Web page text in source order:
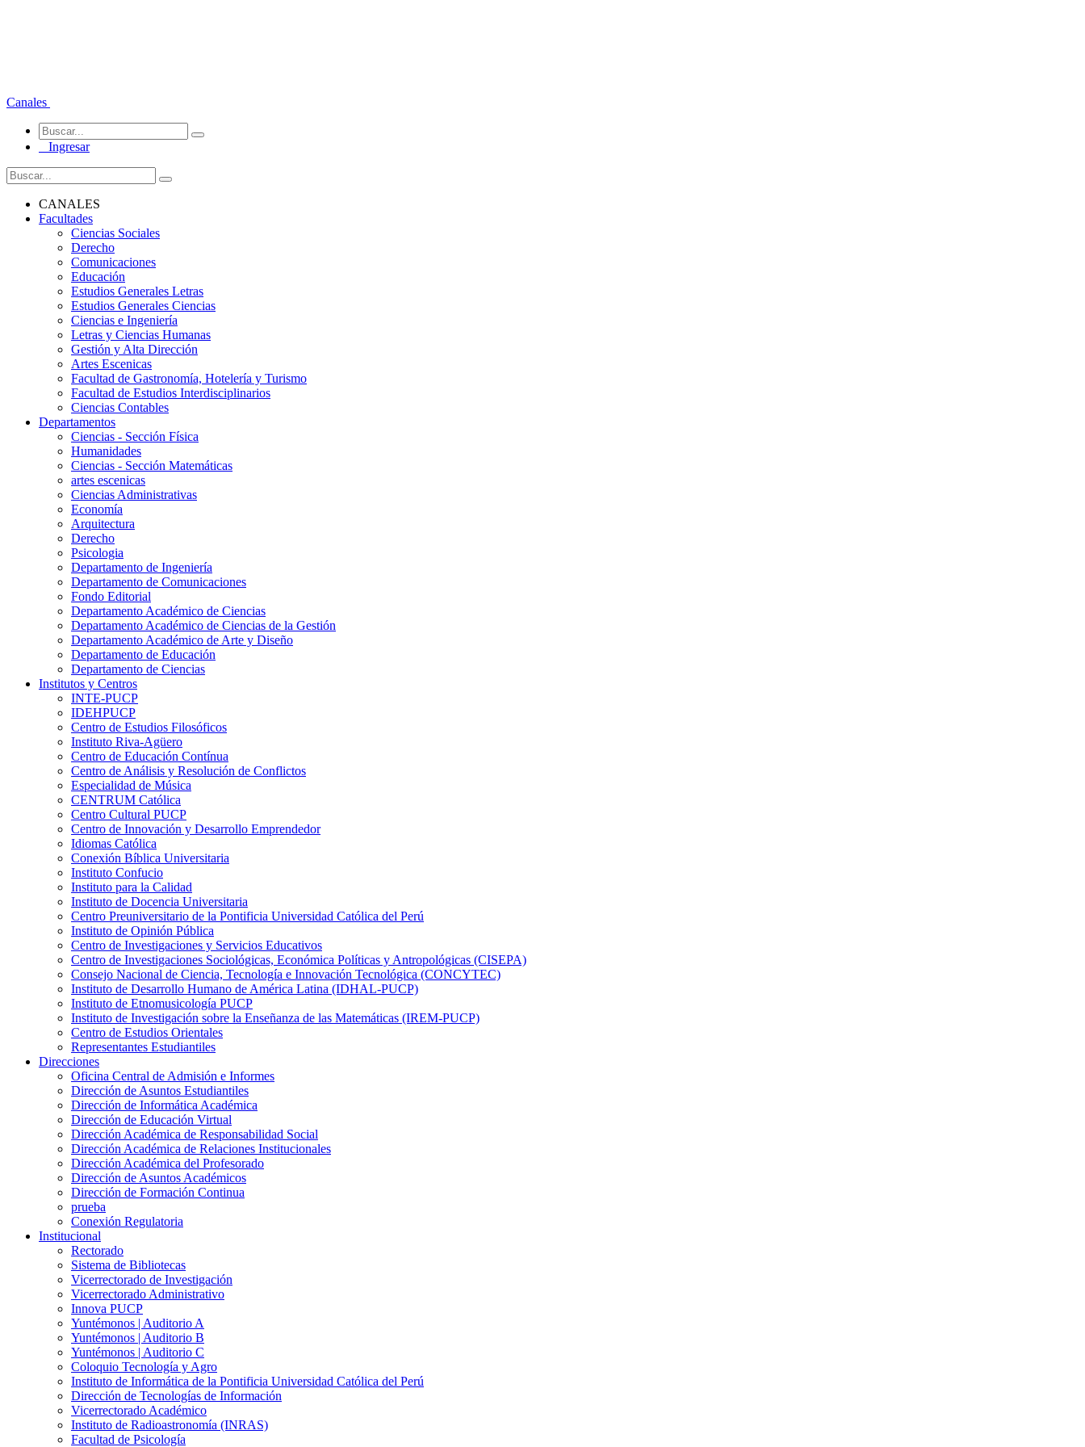
Canales
Ingresar
CANALES
Facultades
Ciencias Sociales
Derecho
Comunicaciones
Educación
Estudios Generales Letras
Estudios Generales Ciencias
Ciencias e Ingeniería
Letras y Ciencias Humanas
Gestión y Alta Dirección
Artes Escenicas
Facultad de Gastronomía, Hotelería y Turismo
Facultad de Estudios Interdisciplinarios
Ciencias Contables
Departamentos
Ciencias - Sección Física
Humanidades
Ciencias - Sección Matemáticas
artes escenicas
Ciencias Administrativas
Economía
Arquitectura
Derecho
Psicologia
Departamento de Ingeniería
Departamento de Comunicaciones
Fondo Editorial
Departamento Académico de Ciencias
Departamento Académico de Ciencias de la Gestión
Departamento Académico de Arte y Diseño
Departamento de Educación
Departamento de Ciencias
Institutos y Centros
INTE-PUCP
IDEHPUCP
Centro de Estudios Filosóficos
Instituto Riva-Agüero
Centro de Educación Contínua
Centro de Análisis y Resolución de Conflictos
Especialidad de Música
CENTRUM Católica
Centro Cultural PUCP
Centro de Innovación y Desarrollo Emprendedor
Idiomas Católica
Conexión Bíblica Universitaria
Instituto Confucio
Instituto para la Calidad
Instituto de Docencia Universitaria
Centro Preuniversitario de la Pontificia Universidad Católica del Perú
Instituto de Opinión Pública
Centro de Investigaciones y Servicios Educativos
Centro de Investigaciones Sociológicas, Económica Políticas y Antropológicas (CISEPA)
Consejo Nacional de Ciencia, Tecnología e Innovación Tecnológica (CONCYTEC)
Instituto de Desarrollo Humano de América Latina (IDHAL-PUCP)
Instituto de Etnomusicología PUCP
Instituto de Investigación sobre la Enseñanza de las Matemáticas (IREM-PUCP)
Centro de Estudios Orientales
Representantes Estudiantiles
Direcciones
Oficina Central de Admisión e Informes
Dirección de Asuntos Estudiantiles
Dirección de Informática Académica
Dirección de Educación Virtual
Dirección Académica de Responsabilidad Social
Dirección Académica de Relaciones Institucionales
Dirección Académica del Profesorado
Dirección de Asuntos Académicos
Dirección de Formación Continua
prueba
Conexión Regulatoria
Institucional
Rectorado
Sistema de Bibliotecas
Vicerrectorado de Investigación
Vicerrectorado Administrativo
Innova PUCP
Yuntémonos | Auditorio A
Yuntémonos | Auditorio B
Yuntémonos | Auditorio C
Coloquio Tecnología y Agro
Instituto de Informática de la Pontificia Universidad Católica del Perú
Dirección de Tecnologías de Información
Vicerrectorado Académico
Instituto de Radioastronomía (INRAS)
Facultad de Psicología